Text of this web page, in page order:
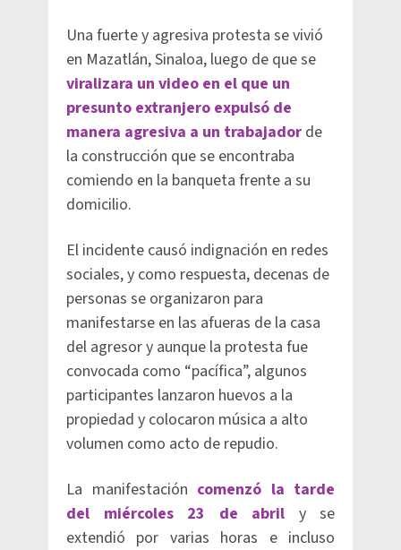
Una fuerte y agresiva protesta se vivió
en Mazatlán, Sinaloa, luego de que se
viralizara un video en el que un
presunto extranjero expulsó de
manera agresiva a un trabajador de
la construcción que se encontraba
comiendo en la banqueta frente a su
domicilio.
El incidente causó indignación en redes
sociales, y como respuesta, decenas de
personas se organizaron para
manifestarse en las afueras de la casa
del agresor y aunque la protesta fue
convocada como “pacífica”, algunos
participantes lanzaron huevos a la
propiedad y colocaron música a alto
volumen como acto de repudio.
La manifestación comenzó la tarde
del miércoles 23 de abril y se
extendió por varias horas e incluso